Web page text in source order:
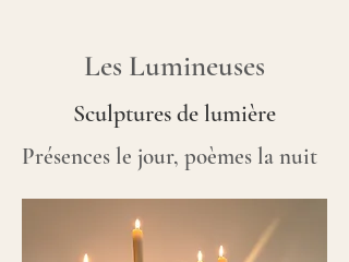
Les Lumineuses
Sculptures de lumière
Présences le jour, poèmes la nuit